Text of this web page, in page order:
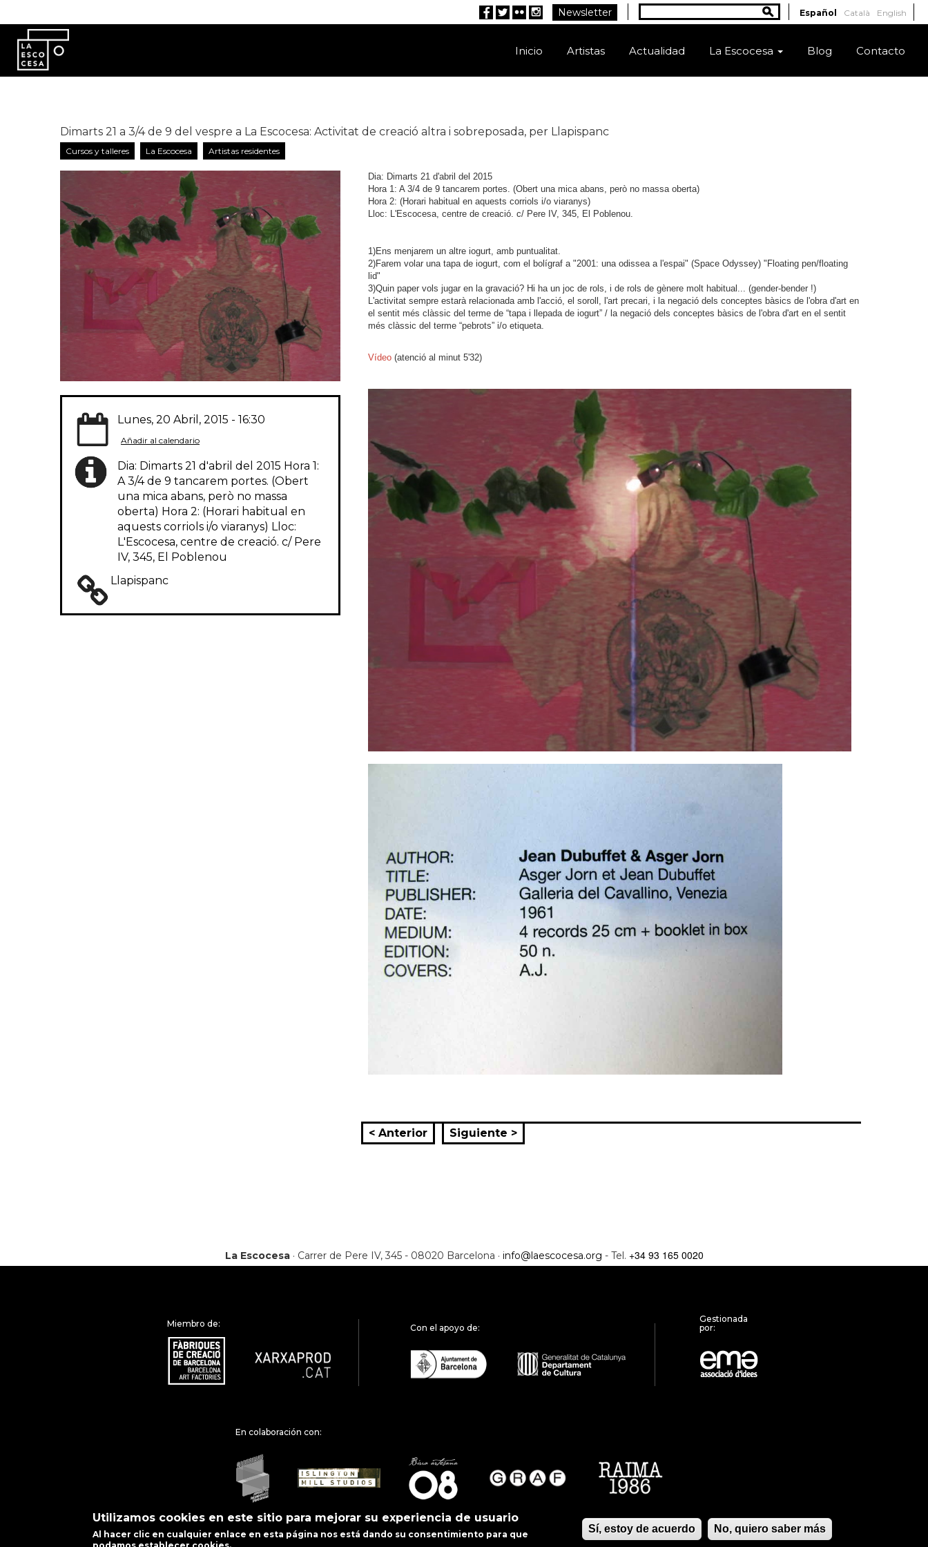
Español Català English
Formulario de búsqueda
Newsletter
Facebook
Twitter
FlickrInstagram
Inicio Artistas Actualidad La Escocesa Blog Contacto
Dimarts 21 a 3/4 de 9 del vespre a La Escocesa: Activitat de creació altra i sobreposada, per Llapispanc
Cursos y talleres La Escocesa Artistas residentes
Lunes, 20 Abril, 2015 - 16:30
Añadir al calendario
Dia: Dimarts 21 d'abril del 2015 Hora 1:
A 3/4 de 9 tancarem portes. (Obert
una mica abans, però no massa
oberta) Hora 2: (Horari habitual en
aquests corriols i/o viaranys) Lloc:
L'Escocesa, centre de creació. c/ Pere
IV, 345, El Poblenou
Llapispanc
Dia: Dimarts 21 d'abril del 2015
Hora 1: A 3/4 de 9 tancarem portes. (Obert una mica abans, però no massa oberta)
Hora 2: (Horari habitual en aquests corriols i/o viaranys)
Lloc: L'Escocesa, centre de creació. c/ Pere IV, 345, El Poblenou.
1)Ens menjarem un altre iogurt, amb puntualitat.
2)Farem volar una tapa de iogurt, com el bolígraf a "2001: una odissea a l'espai" (Space Odyssey) "Floating pen/floating
lid"
3)Quin paper vols jugar en la gravació? Hi ha un joc de rols, i de rols de gènere molt habitual... (gender-bender !)
L'activitat sempre estarà relacionada amb l'acció, el soroll, l'art precari, i la negació dels conceptes bàsics de l'obra d'art en
el sentit més clàssic del terme de “tapa i llepada de iogurt” / la negació dels conceptes bàsics de l'obra d'art en el sentit
més clàssic del terme “pebrots” i/o etiqueta.
Vídeo (atenció al minut 5'32)
< Anterior Siguiente >
La Escocesa· Carrer de Pere IV, 345 - 08020 Barcelona · info@laescocesa.org - Tel. +34 93 165 0020
Miembro de: Con el apoyo de:
Gestionada
por:
En colaboración con:
Utilizamos cookies en este sitio para mejorar su experiencia de usuario
Al hacer clic en cualquier enlace en esta página nos está dando su consentimiento para que
Sí, estoy de acuerdo No, quiero saber más